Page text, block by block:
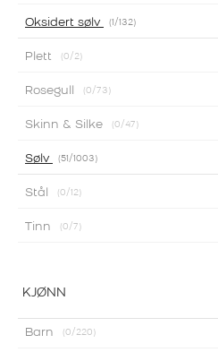
Oksidert sølv 1/132
Plett 0/2
Rosegull 0/73
Skinn & Silke 0/47
Sølv 51/1003
Stål 0/12
Tinn 0/7
KJØNN
Barn 0/220